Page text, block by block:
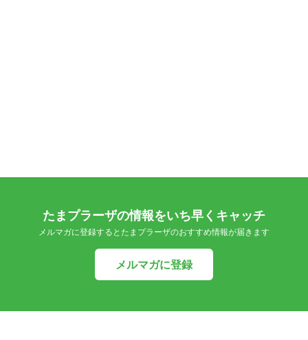
たまプラーザの情報をいち早くキャッチ
メルマガに登録するとたまプラーザのおすすめ情報が届きます
メルマガに登録